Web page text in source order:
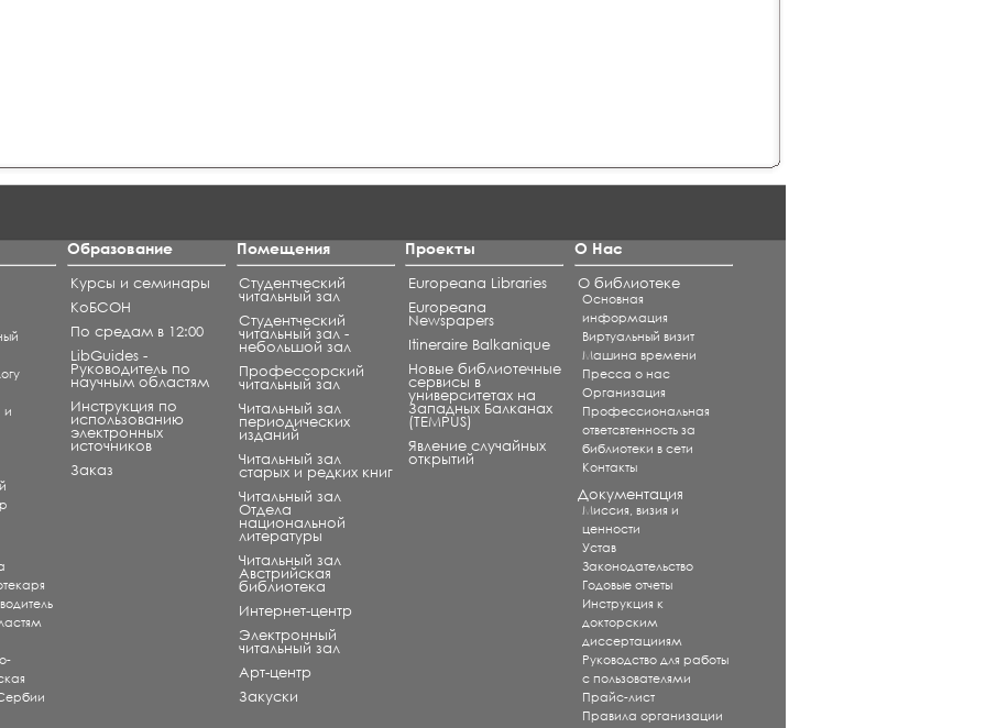
и
Образование
Курсы и семинары
КоБСОН
По средам в 12:00
LibGuides -
Руководитель по
научным областям
Инструкция по
использованию
электронных
источников
Заказ
Помещения
Студентческий
читальный зал
Студентческий
читальный зал -
небольшой зал
Профессорский
читальный зал
Читальный зал
периодических
изданий
Читальный зал
старых и редких книг
Читальный зал
Отдела
национальной
литературы
Читальный зал
Aвстрийская
библиотека
Интернет-центр
Электронный
читальный зал
Арт-центр
Закуски
Проекты
Europeana Libraries
Europeana
Newspapers
Itineraire Balkanique
Новые библиотечные
сервисы в
университетах на
Западных Балканах
(TEMPUS)
Явление случайных
открытий
О Нас
О библиотеке
Основная
информация
Виртуальный визит
Машина времени
Пресса о нас
Организация
Профессиональная
ответсвтенность за
библиотеки в сети
Контакты
Документация
Миссия, визия и
ценности
Устав
Законодательство
Годовые отчеты
Инструкция к
докторским
диссертацииям
Руководство для работы
с пользователями
Прайс-лист
Правила организации